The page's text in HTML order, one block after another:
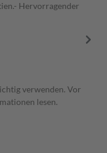
Hervorragender
verwenden. Vor
lesen.